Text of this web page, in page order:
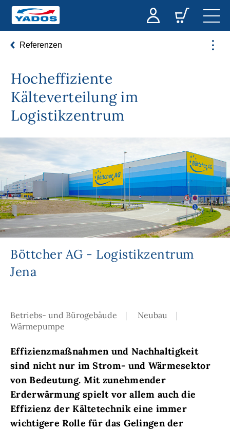
Referenzen
Hocheffiziente
Kälteverteilung im
Logistikzentrum
Böttcher AG - Logistikzentrum
Jena
Betriebs- und Bürogebäude
Neubau
Wärmepumpe
Effizienzmaßnahmen und Nachhaltigkeit
sind nicht nur im Strom- und Wärmesektor
von Bedeutung. Mit zunehmender
Erderwärmung spielt vor allem auch die
Effizienz der Kältetechnik eine immer
wichtigere Rolle für das Gelingen der